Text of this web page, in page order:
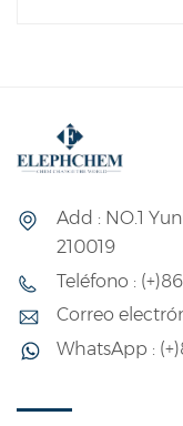
Add : NO.1
210019
Teléfono :
Correo
WhatsApp :